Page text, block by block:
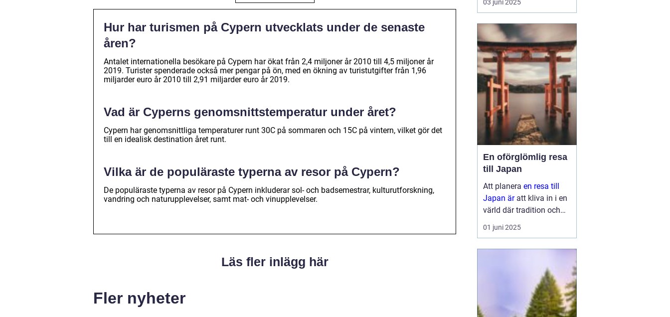
Hur har turismen på Cypern utvecklats under de senaste
åren?
Antalet internationella besökare på Cypern har ökat från 2,4 miljoner år 2010 till 4,5 miljoner år
2019. Turister spenderade också mer pengar på ön, med en ökning av turistutgifter från 1,96
miljarder euro år 2010 till 2,91 miljarder euro år 2019.
Vad är Cyperns genomsnittstemperatur under året?
Cypern har genomsnittliga temperaturer runt 30C på sommaren och 15C på vintern, vilket gör det
till en idealisk destination året runt.
Vilka är de populäraste typerna av resor på Cypern?
De populäraste typerna av resor på Cypern inkluderar sol- och badsemestrar, kulturutforskning,
vandring och naturupplevelser, samt mat- och vinupplevelser.
Läs fler inlägg här
Fler nyheter
möjlighet att uppleva
samtidigt som man
utvecklar en ny f&au...
03 juni 2025
En oförglömlig resa
till Japan
Att planera en resa till
Japan äratt kliva in i en
värld där tradition och
modernitet möts. Detta
fascinerande land
01 juni 2025